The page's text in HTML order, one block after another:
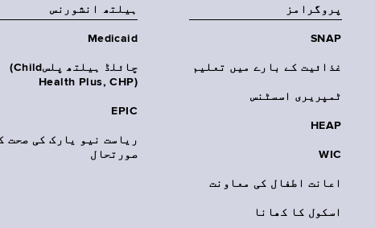
پروگرامز
SNAP
غذائیت کے بارے میں تعلیم
ٹمپریری اسسٹنس
HEAP
WIC
اعانت اطفال کی معاونت
اسکول کا کھانا
‏ہیلتھ انشورنس
Medicaid
چائلڈ ہیلتھ پلس‎(Child
Health Plus, CHP)‎
EPIC
ریاست نیو یارک کی صحت
صورتحال